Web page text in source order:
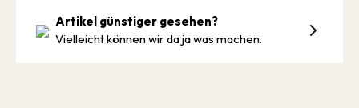
Artikel günstiger gesehen?
Vielleicht können wir da ja was machen.